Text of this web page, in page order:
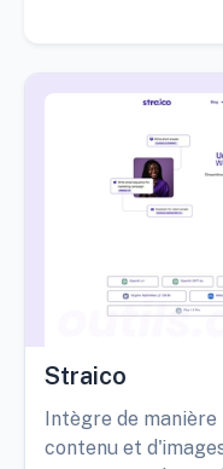
Straico
Intègre de
contenu et